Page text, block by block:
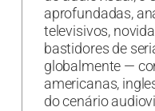
aprofundadas,
televisivos,
bastidores de
globalmente —
americanas,
do cenário